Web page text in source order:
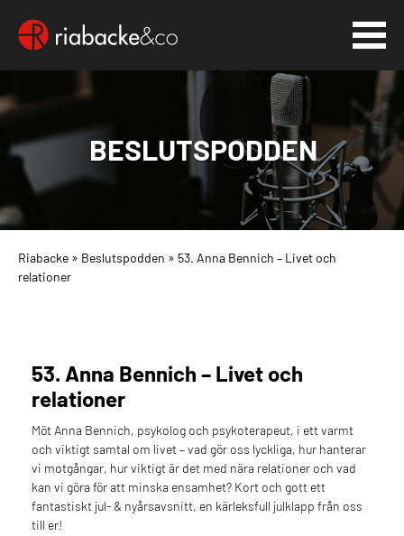
BESLUTSPODDEN
Riabacke » Beslutspodden » 53. Anna Bennich – Livet och
relationer
53. Anna Bennich – Livet och
relationer
Möt Anna Bennich, psykolog och psykoterapeut, i ett varmt
och viktigt samtal om livet – vad gör oss lyckliga, hur hanterar
vi motgångar, hur viktigt är det med nära relationer och vad
kan vi göra för att minska ensamhet? Kort och gott ett
fantastiskt jul- & nyårsavsnitt, en kärleksfull julklapp från oss
till er!